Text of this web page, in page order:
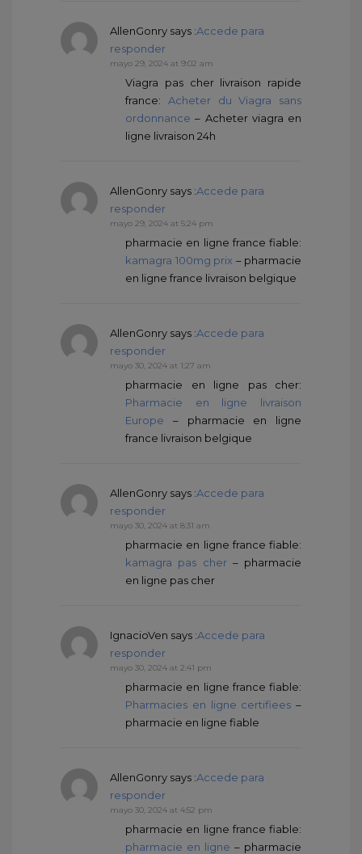
AllenGonry says :Accede para
responder
mayo 29, 2024 at 9:02 am
Viagra pas cher livraison rapide
france: Acheter du Viagra sans
ordonnance – Acheter viagra en
ligne livraison 24h
AllenGonry says :Accede para
responder
mayo 29, 2024 at 5:24 pm
pharmacie en ligne france fiable:
kamagra 100mg prix – pharmacie
en ligne france livraison belgique
AllenGonry says :Accede para
responder
mayo 30, 2024 at 1:27 am
pharmacie en ligne pas cher:
Pharmacie en ligne livraison
Europe – pharmacie en ligne
france livraison belgique
AllenGonry says :Accede para
responder
mayo 30, 2024 at 8:31 am
pharmacie en ligne france fiable:
kamagra pas cher– pharmacie
en ligne pas cher
IgnacioVen says :Accede para
responder
mayo 30, 2024 at 2:41 pm
pharmacie en ligne france fiable:
Pharmacies en ligne certifiees –
pharmacie en ligne fiable
AllenGonry says :Accede para
responder
mayo 30, 2024 at 4:52 pm
pharmacie en ligne france fiable:
pharmacie en ligne – pharmacie